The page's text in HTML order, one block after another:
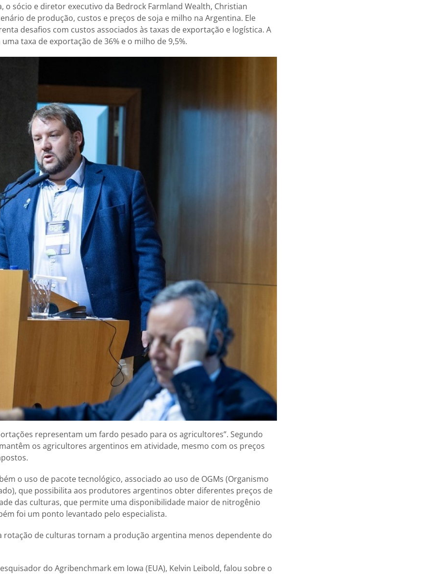
o sócio e diretor executivo da Bedrock Farmland Wealth, Christian
de produção, custos e preços de soja e milho na Argentina. Ele
desafios com custos associados às taxas de exportação e logística. A
taxa de exportação de 36% e o milho de 9,5%.
representam um fardo pesado para os agricultores”. Segundo
os agricultores argentinos em atividade, mesmo com os preços
o uso de pacote tecnológico, associado ao uso de OGMs (Organismo
que possibilita aos produtores argentinos obter diferentes preços de
das culturas, que permite uma disponibilidade maior de nitrogênio
foi um ponto levantado pelo especialista.
rotação de culturas tornam a produção argentina menos dependente do
do Agribenchmark em Iowa (EUA), Kelvin Leibold, falou sobre o